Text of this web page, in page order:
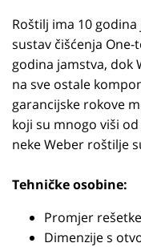
Roštilj ima 10
sustav čišćenja
godina jamstva, dok
na sve ostale
garancijske rokove
koji su mnogo viši
neke Weber roštilje
Tehničke osobine:
Promjer
Dimenzije s